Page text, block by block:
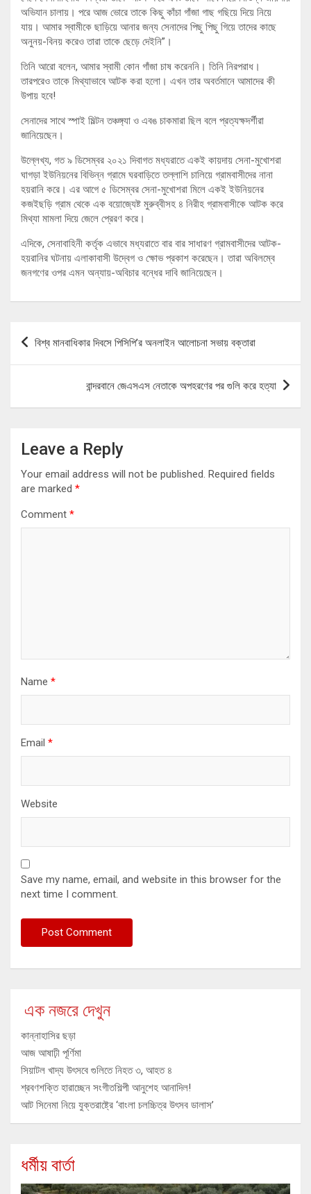
অভিযান চালায়। পরে আজ ভোরে তাকে কিছু কাঁচা গাঁজা গাছ গছিয়ে দিয়ে নিয়ে
যায়। আমার স্বামীকে ছাড়িয়ে আনার জন্য সেনাদের পিছু পিছু গিয়ে তাদের কাছে
অনুনয়-বিনয় করেও তারা তাকে ছেড়ে দেইনি”।
তিনি আরো বলেন, আমার স্বামী কোন গাঁজা চাষ করেননি। তিনি নিরপরাধ।
তারপরেও তাকে মিথ্যাভাবে আটক করা হলো। এখন তার অবর্তমানে আমাদের কী
উপায় হবে!
সেনাদের সাথে স্পাই মিল্টন তঞ্চঙ্গ্যা ও এবঙ চাকমারা ছিল বলে প্রত্যক্ষদর্শীরা
জানিয়েছেন।
উল্লেখ্য, গত ৯ ডিসেম্বর ২০২১ দিবাগত মধ্যরাতে একই কায়দায় সেনা-মুখোশরা
ঘাগড়া ইউনিয়নের বিভিন্ন গ্রামে ঘরবাড়িতে তল্লাশি চালিয়ে গ্রামবাসীদের নানা
হয়রানি করে। এর আগে ৫ ডিসেম্বর সেনা-মুখোশরা মিলে একই ইউনিয়নের
কজইছড়ি গ্রাম থেকে এক বয়োজ্যেষ্ট মুরুব্বীসহ ৪ নিরীহ গ্রামবাসীকে আটক করে
মিথ্যা মামলা দিয়ে জেলে প্রেরণ করে।
এদিকে, সেনাবাহিনী কর্তৃক এভাবে মধ্যরাতে বার বার সাধারণ গ্রামবাসীদের আটক-
হয়রানির ঘটনায় এলাকাবাসী উদ্বেগ ও ক্ষোভ প্রকাশ করেছেন। তারা অবিলম্বে
জনগণের ওপর এমন অন্যায়-অবিচার বন্ধের দাবি জানিয়েছেন।
Post
navigation
বিশ্ব মানবাধিকার দিবসে পিসিপি’র অনলাইন আলোচনা সভায় বক্তারা
বান্দরবানে জেএসএস নেতাকে অপহরণের পর গুলি করে হত্যা
Leave a Reply
Your email address will not be published. Required fields
are marked *
Comment *
Name *
Email *
Website
Save my name, email, and website in this browser for the
next time I comment.
এক নজরে দেখুন
কান্নাহাসির ছড়া
আজ আষাঢ়ী পূর্ণিমা
সিয়াটল খাদ্য উৎসবে গুলিতে নিহত ৩, আহত ৪
শ্রবণশক্তি হারাচ্ছেন সংগীতশিল্পী আনুশেহ আনাদিল!
আট সিনেমা নিয়ে যুক্তরাষ্ট্রে ‘বাংলা চলচ্চিত্র উৎসব ডালাস’
ধর্মীয় বার্তা